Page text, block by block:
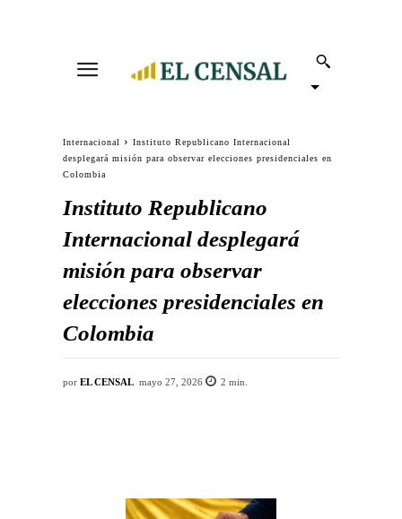
Internacional
Instituto Republicano Internacional
desplegará misión para observar elecciones presidenciales en
Colombia
Instituto Republicano
Internacional desplegará
misión para observar
elecciones presidenciales en
Colombia
por EL CENSAL mayo 27, 2026 2 min.